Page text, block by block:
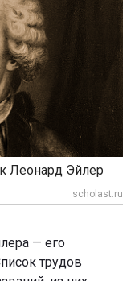
Леонард Эйлер
scholast.ru
— его
трудов